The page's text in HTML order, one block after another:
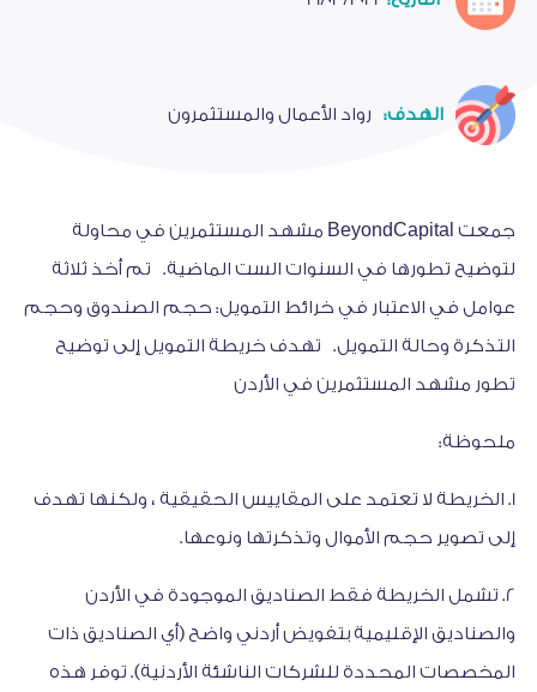
الهدف: رواد الأعمال والمستثمرون
جمعت BeyondCapital مشهد المستثمرين في محاولة
لتوضيح تطورها في السنوات الست الماضية. تم أخذ ثلاثة
عوامل في الاعتبار في خرائط التمويل: حجم الصندوق وحجم
التذكرة وحالة التمويل. تهدف خريطة التمويل إلى توضيح
تطور مشهد المستثمرين في الأردن
ملحوظة:
1. الخريطة لا تعتمد على المقاييس الحقيقية ، ولكنها تهدف
إلى تصوير حجم الأموال وتذكرتها ونوعها.
2. تشمل الخريطة فقط الصناديق الموجودة في الأردن
والصناديق الإقليمية بتفويض أردني واضح (أي الصناديق ذات
المخصصات المحددة للشركات الناشئة الأردنية). توفر هذه